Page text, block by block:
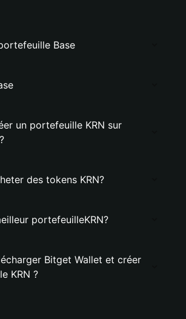
Base
un portefeuille KRN sur
des tokens KRN?
portefeuilleKRN?
Bitget Wallet et créer
KRN ?